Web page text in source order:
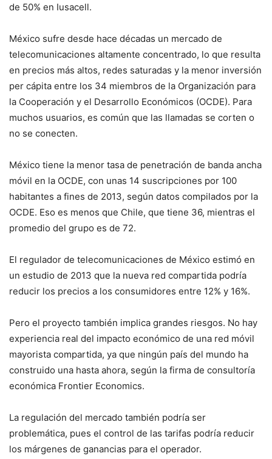
de 50% en Iusacell.
México sufre desde hace décadas un mercado de
telecomunicaciones altamente concentrado, lo que resulta
en precios más altos, redes saturadas y la menor inversión
per cápita entre los 34 miembros de la Organización para
la Cooperación y el Desarrollo Económicos (OCDE). Para
muchos usuarios, es común que las llamadas se corten o
no se conecten.
México tiene la menor tasa de penetración de banda ancha
móvil en la OCDE, con unas 14 suscripciones por 100
habitantes a fines de 2013, según datos compilados por la
OCDE. Eso es menos que Chile, que tiene 36, mientras el
promedio del grupo es de 72.
El regulador de telecomunicaciones de México estimó en
un estudio de 2013 que la nueva red compartida podría
reducir los precios a los consumidores entre 12% y 16%.
Pero el proyecto también implica grandes riesgos. No hay
experiencia real del impacto económico de una red móvil
mayorista compartida, ya que ningún país del mundo ha
construido una hasta ahora, según la firma de consultoría
económica Frontier Economics.
La regulación del mercado también podría ser
problemática, pues el control de las tarifas podría reducir
los márgenes de ganancias para el operador.